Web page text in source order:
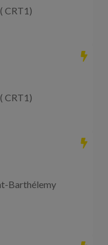
CRT1)
CRT1)
Barthélemy